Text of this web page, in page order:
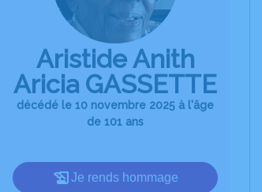
Aristide Anith
Aricia GASSETTE
décédé le 10 novembre 2025 à l'âge
de 101 ans
Je rends hommage